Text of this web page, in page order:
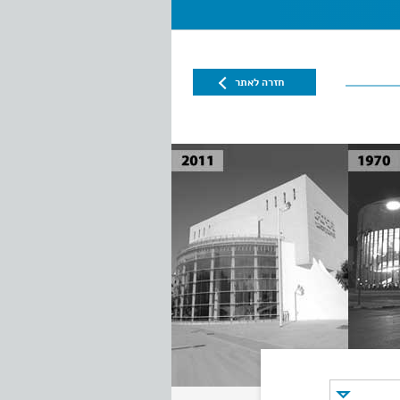
חזרה לאתר